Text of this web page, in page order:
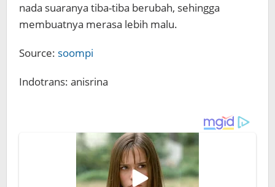
nada suaranya tiba-tiba berubah, sehingga
membuatnya merasa lebih malu.
Source: soompi
Indotrans: anisrina